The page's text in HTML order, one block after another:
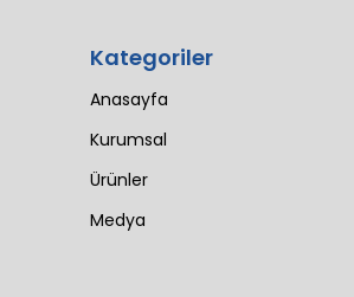
Kategoriler
Anasayfa
Kurumsal
Ürünler
Medya